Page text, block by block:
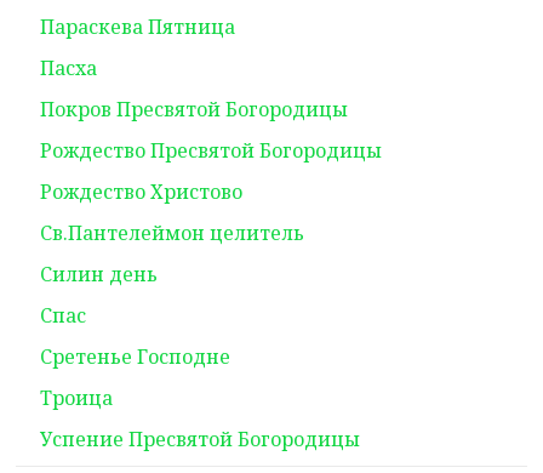
Параскева Пятница
Пасха
Покров Пресвятой Богородицы
Рождество Пресвятой Богородицы
Рождество Христово
Св.Пантелеймон целитель
Силин день
Спас
Сретенье Господне
Троица
Успение Пресвятой Богородицы